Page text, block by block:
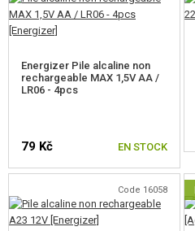
Energizer Pile alcaline non
rechargeable MAX 1,5V AA /
LR06 - 4pcs
79 Kč EN STOCK
Code 16058